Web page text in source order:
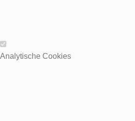
Wesentliche Cookies
Analytische Cookies